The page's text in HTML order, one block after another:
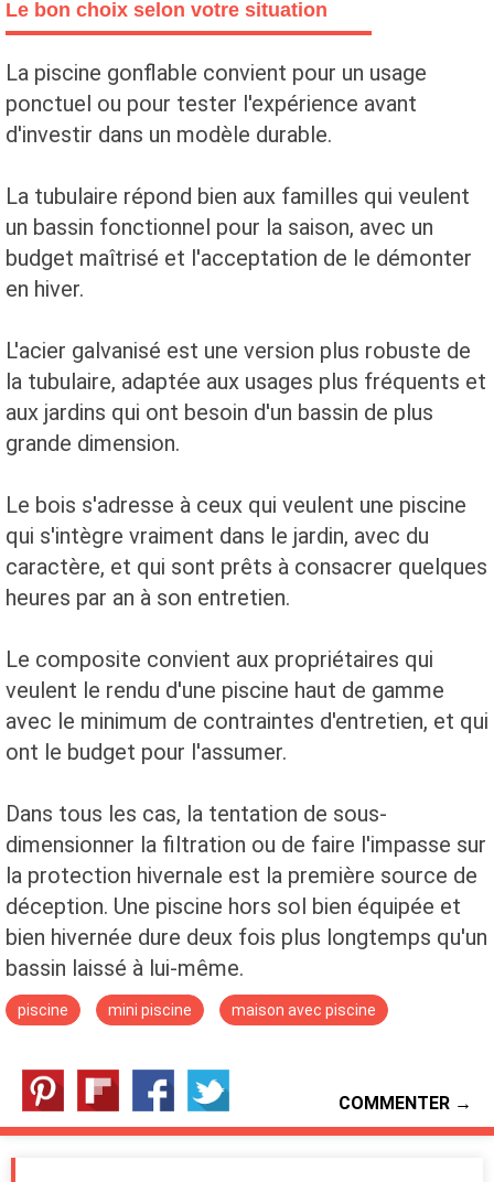
Le bon choix selon votre situation
La piscine gonflable convient pour un usage
ponctuel ou pour tester l'expérience avant
d'investir dans un modèle durable.
La tubulaire répond bien aux familles qui veulent
un bassin fonctionnel pour la saison, avec un
budget maîtrisé et l'acceptation de le démonter
en hiver.
L'acier galvanisé est une version plus robuste de
la tubulaire, adaptée aux usages plus fréquents et
aux jardins qui ont besoin d'un bassin de plus
grande dimension.
Le bois s'adresse à ceux qui veulent une piscine
qui s'intègre vraiment dans le jardin, avec du
caractère, et qui sont prêts à consacrer quelques
heures par an à son entretien.
Le composite convient aux propriétaires qui
veulent le rendu d'une piscine haut de gamme
avec le minimum de contraintes d'entretien, et qui
ont le budget pour l'assumer.
Dans tous les cas, la tentation de sous-
dimensionner la filtration ou de faire l'impasse sur
la protection hivernale est la première source de
déception. Une piscine hors sol bien équipée et
bien hivernée dure deux fois plus longtemps qu'un
bassin laissé à lui-même.
piscine mini piscine maison avec piscine
COMMENTER →